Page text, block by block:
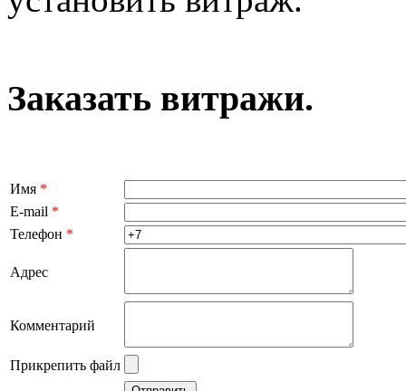
Заказать витражи.
Имя *
E-mail *
Телефон *
Адрес
Комментарий
Прикрепить файл